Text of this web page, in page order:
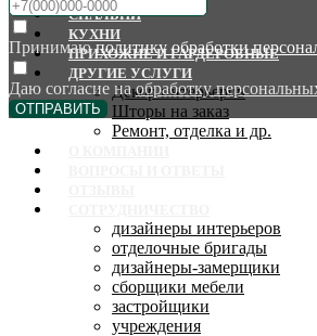
СПАЛЬНИ
КУХНИ
ПРИХОЖИЕ И ГАРДЕРОБНЫЕ
ДРУГИЕ УСЛУГИ
Декор интерьеров
Шторы на заказ
Ремонт, отделка и др.
дизайнеры интерьеров
отделочные бригады
дизайнеры-замерщики
сборщики мебели
застройщики
учреждения
Принимаюполитику обработки
Даю согласие наобработку
ОТПРАВИТЬ